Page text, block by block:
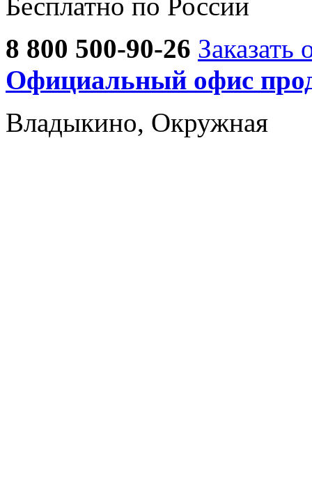
Бесплатно по России
8 800 500-90-26 Заказать
Официальный офис
Владыкино, Окружная